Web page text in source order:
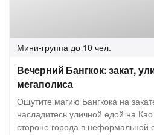
Мини-группа до 10 чел.
Вечерний Бангкок: закат,
мегаполиса
Ощутите магию Бангкока на
насладитесь уличной едой на
стороне города в неформальной